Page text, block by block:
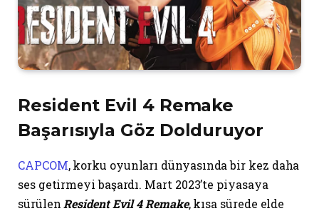
Resident Evil 4 Remake
Başarısıyla Göz Dolduruyor
CAPCOM, korku oyunları dünyasında bir kez daha
ses getirmeyi başardı. Mart 2023’te piyasaya
sürülenResident Evil 4 Remake, kısa sürede elde